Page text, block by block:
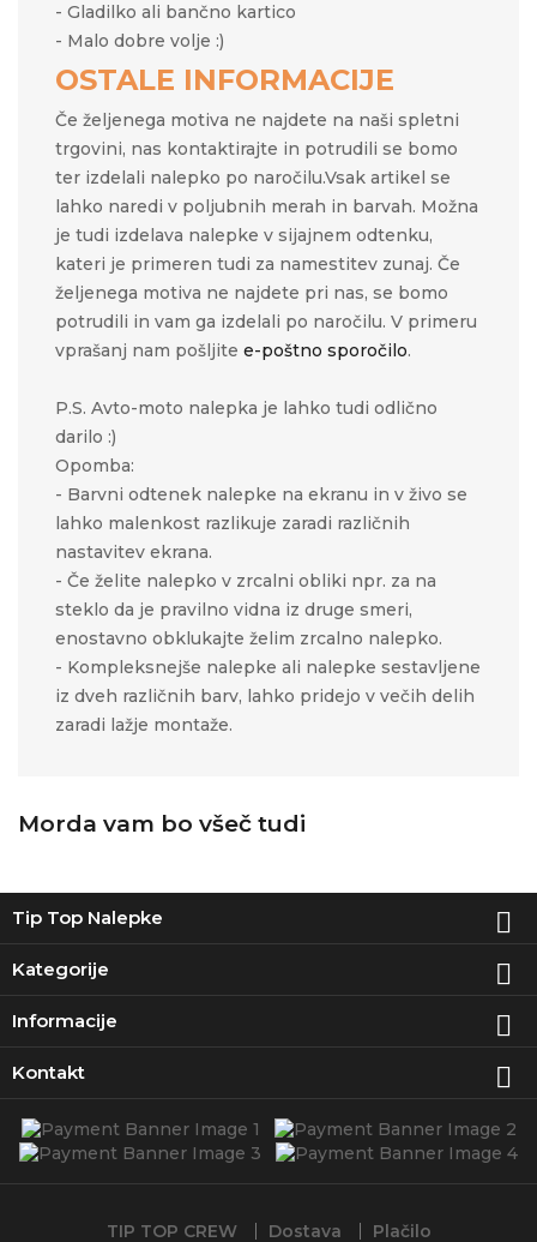
- Gladilko ali bančno kartico
- Malo dobre volje :)
OSTALE INFORMACIJE
Če željenega motiva ne najdete na naši spletni
trgovini, nas kontaktirajte in potrudili se bomo
ter izdelali nalepko po naročilu.Vsak artikel se
lahko naredi v poljubnih merah in barvah. Možna
je tudi izdelava nalepke v sijajnem odtenku,
kateri je primeren tudi za namestitev zunaj. Če
željenega motiva ne najdete pri nas, se bomo
potrudili in vam ga izdelali po naročilu. V primeru
vprašanj nam pošljite e-poštno sporočilo.
P.S. Avto-moto nalepka je lahko tudi odlično
darilo :)
Opomba:
- Barvni odtenek nalepke na ekranu in v živo se
lahko malenkost razlikuje zaradi različnih
nastavitev ekrana.
- Če želite nalepko v zrcalni obliki npr. za na
steklo da je pravilno vidna iz druge smeri,
enostavno obklukajte želim zrcalno nalepko.
- Kompleksnejše nalepke ali nalepke sestavljene
iz dveh različnih barv, lahko pridejo v večih delih
zaradi lažje montaže.
Morda vam bo všeč tudi
Tip Top Nalepke 
Kategorije 
Informacije 
Kontakt 
TIP TOP CREW Dostava Plačilo